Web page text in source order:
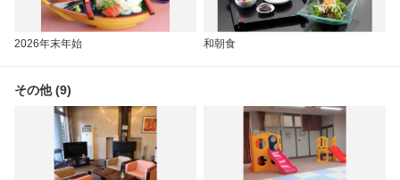
2026年末年始 和朝食
その他 (9)